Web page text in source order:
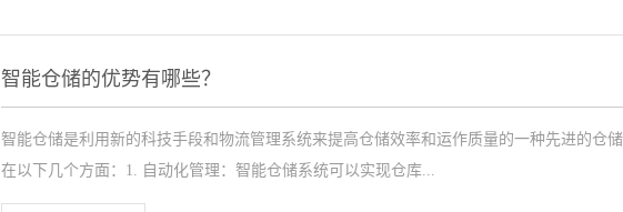
智能仓储的优势有哪些？
智能仓储是利用新的科技手段和物流管理系统来提高仓储效率和运作质量的一种先进的仓
在以下几个方面：1. 自动化管理：智能仓储系统可以实现仓库...